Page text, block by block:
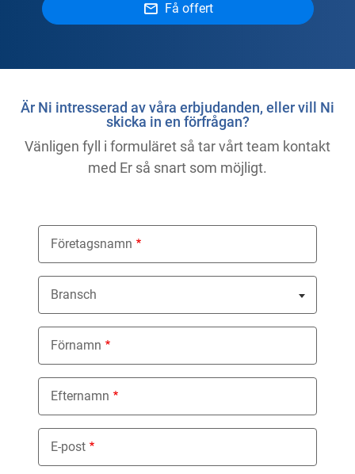
Få offert
Är Ni intresserad av våra erbjudanden, eller vill Ni
skicka in en förfrågan?
Vänligen fyll i formuläret så tar vårt team kontakt
med Er så snart som möjligt.
Företagsnamn
Bransch
Nothing selected
Förnamn
Efternamn
E-post